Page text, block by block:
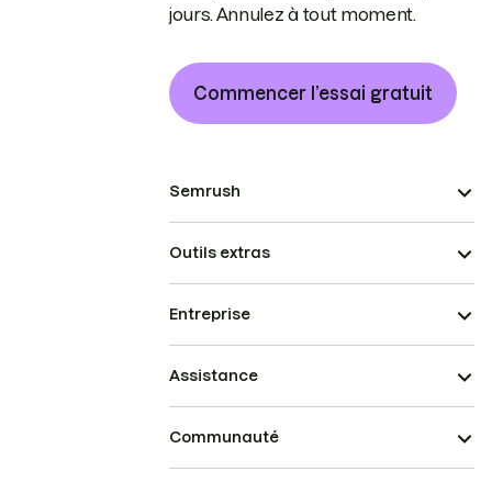
jours. Annulez à tout moment.
Commencer l’essai gratuit
Semrush
Outils extras
Entreprise
Assistance
Communauté